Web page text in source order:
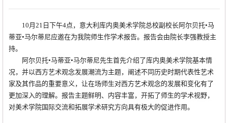
10月21日下午4点，意大利库内奥美术学院总校副校长阿尔贝托•马
蒂亚•马尔蒂尼应邀在为我院师生作学术报告。报告会由院长李强教授主
持。
阿尔贝托•马蒂亚•马尔蒂尼先生首先介绍了库内奥美术学院基本情
况，并以西方艺术观念发展潮流为主题，阐述不同历史时期代表性艺术
家及其作品的重要意义，让在场师生对西方艺术观念的发展和变化有了
更加深入的理解。报告主题鲜明、内容丰富，开拓了师生的学术视野，
对美术学院国际交流和拓展学术研究方向具有极大的促进作用。